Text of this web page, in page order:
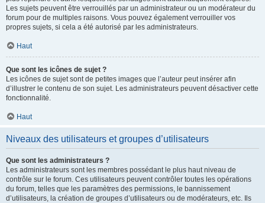
Les sujets peuvent être verrouillés par un administrateur ou un modérateur du
forum pour de multiples raisons. Vous pouvez également verrouiller vos
propres sujets, si cela a été autorisé par les administrateurs.
Haut
Que sont les icônes de sujet ?
Les icônes de sujet sont de petites images que l’auteur peut insérer afin
d’illustrer le contenu de son sujet. Les administrateurs peuvent désactiver cette
fonctionnalité.
Haut
Niveaux des utilisateurs et groupes d’utilisateurs
Que sont les administrateurs ?
Les administrateurs sont les membres possédant le plus haut niveau de
contrôle sur le forum. Ces utilisateurs peuvent contrôler toutes les opérations
du forum, telles que les paramètres des permissions, le bannissement
d’utilisateurs, la création de groupes d’utilisateurs ou de modérateurs, etc. Ils